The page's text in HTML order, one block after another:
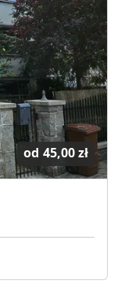
od 45,00 zł